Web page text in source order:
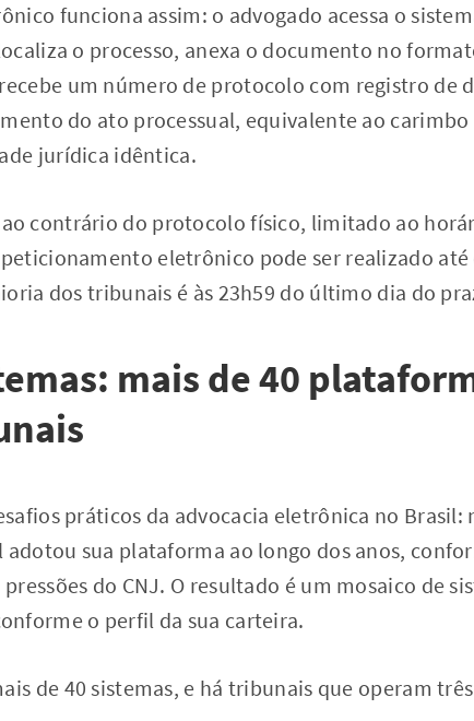
funciona assim: o advogado acessa o
o processo, anexa o documento no
um número de protocolo com registro de
do ato processual, equivalente ao
jurídica idêntica.
contrário do protocolo físico, limitado ao
eletrônico pode ser realizado
dos tribunais é às 23h59 do último dia do
mais de 40
práticos da advocacia eletrônica no Brasil:
sua plataforma ao longo dos anos,
do CNJ. O resultado é um mosaico de
o perfil da sua carteira.
de 40 sistemas, e há tribunais que operam